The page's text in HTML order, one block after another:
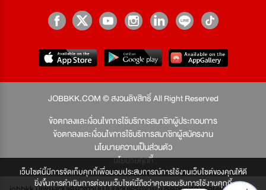
เว็บไซต์นี้มีการจัดเก็บคุกกี้เพื่อมอบประสบการณ์การใช้งานเว็บไซต์ของคุณให้ดี
ยิ่งขึ้นการดำเนินการต่อบนเว็บไซต์นี้ถือว่าคุณยอมรับการใช้งานคุกกี้
JOBBKK.COM © สงวนลิขสิทธิ์ All Right Reserved
ข้อตกลงและเงื่อนไขการใช้บริการสมาชิกผู้ประกอบการ
ข้อตกลงและเงื่อนไขการใช้บริการสมาชิกผู้สมัครงาน
นโยบายความเป็นส่วนตัว
นโยบายคุกกี้